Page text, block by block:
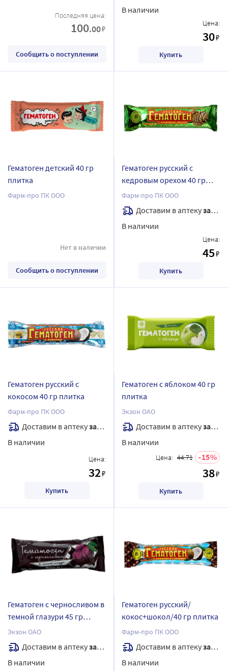
Последняя цена:
100.00₽
Сообщить о поступлении
В наличии
Цена:
30₽
Купить
Гематоген детский 40 гр
плитка
Фарм-про ПК ООО
Нет в наличии
Сообщить о поступлении
Гематоген русский с
кедровым орехом 40 гр
плит
Фарм-про ПК ООО
Доставим в аптекузавтра
В наличии
Цена:
45₽
Купить
Гематоген русский с
кокосом 40 гр плитка
Фарм-про ПК ООО
Доставим в аптекузавтра
В наличии
Цена:
32₽
Купить
Гематоген с яблоком 40 гр
плитка
Экзон ОАО
Доставим в аптекузавтра
В наличии
Цена: 44.71 15
38₽
Купить
Гематоген с черносливом в
темной глазури 45 гр
плитка/экзон
Экзон ОАО
Доставим в аптекузавтра
В наличии
Гематоген русский/
кокос+шокол/40 гр плитка
Фарм-про ПК ООО
Доставим в аптекузавтра
В наличии